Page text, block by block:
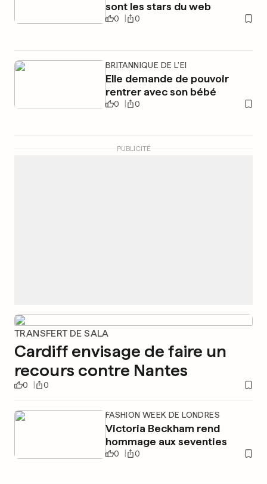
sont les stars du web
0 0
BRITANNIQUE DE L'EI
Elle demande de pouvoir
rentrer avec son bébé
0 0
PUBLICITÉ
TRANSFERT DE SALA
Cardiff envisage de faire un
recours contre Nantes
0 0
FASHION WEEK DE LONDRES
Victoria Beckham rend
hommage aux seventies
0 0